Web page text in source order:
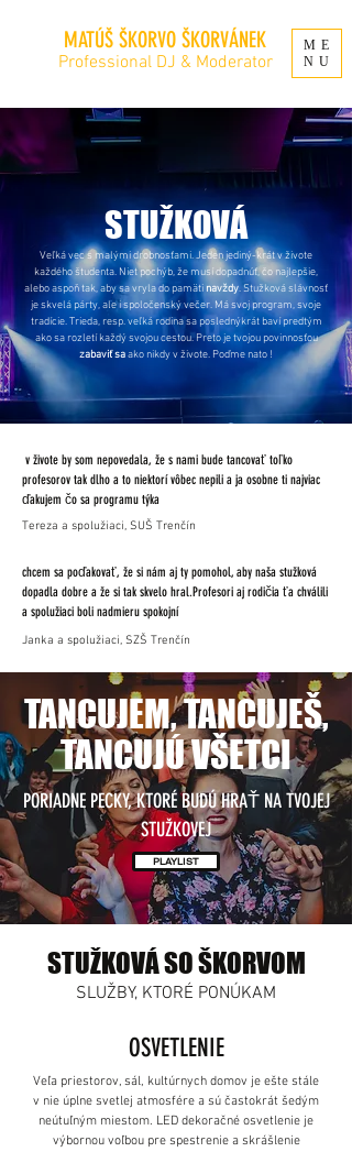
MATÚŠ ŠKORVO ŠKORVÁNEK
Professional DJ & Moderator
ME
NU
STUŽKOVÁ
Veľká vec s malými drobnosťami. Jeden jediný-krát v živote
každého študenta. Niet pochýb, že musí dopadnúť, čo najlepšie,
alebo aspoň tak, aby sa vryla do pamätinavždy. Stužková slávnosť
je skvelá párty, ale i spoločenský večer. Má svoj program, svoje
tradície. Trieda, resp. veľká rodina sa poslednýkrát baví predtým
ako sa rozletí každý svojou cestou. Preto je tvojou povinnosťou
zabaviť saako nikdy v živote. Poďme nato !
chcem sa poďakovať, že si nám aj ty pomohol, aby naša stužková
dopadla dobre a že si tak skvelo hral.Profesori aj rodičia ťa chválili
a spolužiaci boli nadmieru spokojní
Janka a spolužiaci, SZŠ Trenčín
v živote by som nepovedala, že s nami bude tancovať toľko
profesorov tak dlho a to niektorí vôbec nepili a ja osobne ti najviac
ďakujem čo sa programu týka
Tereza a spolužiaci, SUŠ Trenčín
TANCUJEM, TANCUJEŠ,
TANCUJÚ VŠETCI
PORIADNE PECKY, KTORÉ BUDÚ HRAŤ NA TVOJEJ
STUŽKOVEJ
PLAYLIST
STUŽKOVÁ SO ŠKORVOM
SLUŽBY, KTORÉ PONÚKAM
OSVETLENIE
Veľa priestorov, sál, kultúrnych domov je ešte stále
v nie úplne svetlej atmosfére a sú častokrát šedým
neútuľným miestom. LED dekoračné osvetlenie je
výbornou voľbou pre spestrenie a skrášlenie